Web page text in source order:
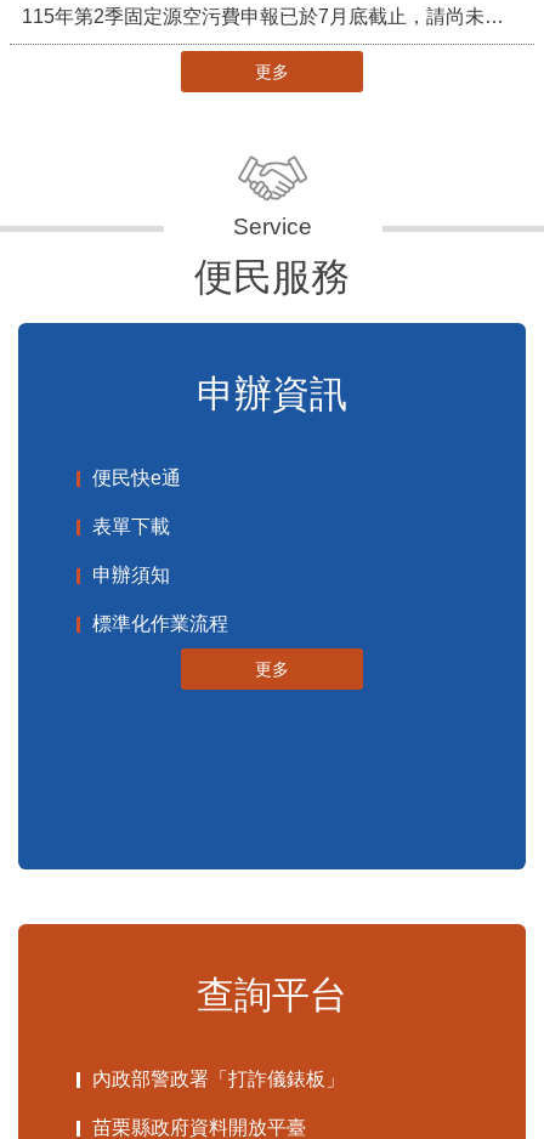
115年第2季固定源空污費申報已於7月底截止，請尚未申報公私場所儘速完成申繳，以免面臨滯納金及罰鍰!
更多
便民服務
申辦資訊
查詢平台